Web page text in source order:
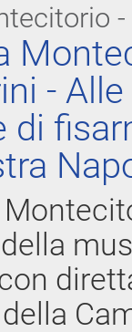
-
di